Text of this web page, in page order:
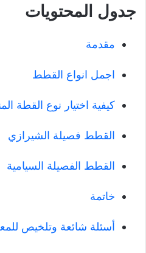
جدول المحتويات
مقدمة
اجمل انواع القطط
كيفية اختيار نوع القطة
القطط فصيلة الشيرازي
القطط الفصيلة السيامية
خاتمة
أسئلة شائعة وتلخيص